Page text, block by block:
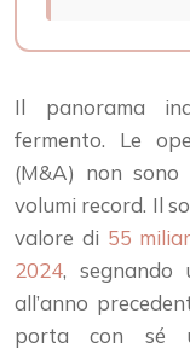
Il panorama
fermento. Le
(M&A) non sono
volumi record. Il
valore di 55
2024, segnando
all’anno
porta con sé